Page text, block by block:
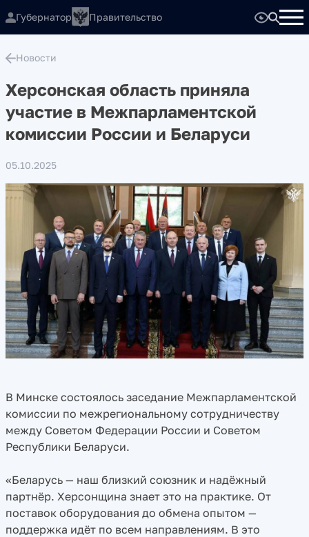
Губернатор Правительство
Новости
Херсонская область приняла
участие в Межпарламентской
комиссии России и Беларуси
05.10.2025
В Минске состоялось заседание Межпарламентской
комиссии по межрегиональному сотрудничеству
между Советом Федерации России и Советом
Республики Беларуси.
«Беларусь — наш близкий союзник и надёжный
партнёр. Херсонщина знает это на практике. От
поставок оборудования до обмена опытом —
поддержка идёт по всем направлениям. В это